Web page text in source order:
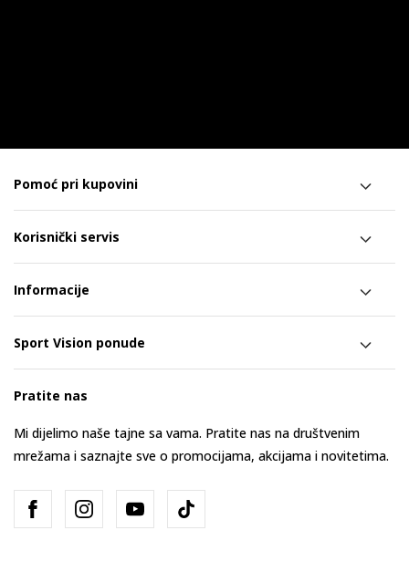
Pomoć pri kupovini
Korisnički servis
Informacije
Sport Vision ponude
Pratite nas
Mi dijelimo naše tajne sa vama. Pratite nas na društvenim
mrežama i saznajte sve o promocijama, akcijama i novitetima.